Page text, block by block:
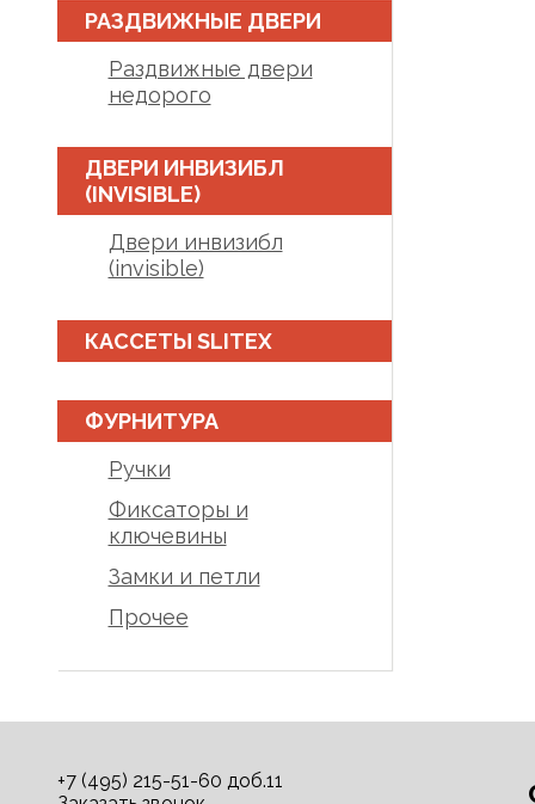
РАЗДВИЖНЫЕ ДВЕРИ
Раздвижные двери
недорого
ДВЕРИ ИНВИЗИБЛ
(INVISIBLE)
Двери инвизибл
(invisible)
КАССЕТЫ SLITEX
ФУРНИТУРА
Ручки
Фиксаторы и
ключевины
Замки и петли
Прочее
+7 (495) 215-51-60 доб.11